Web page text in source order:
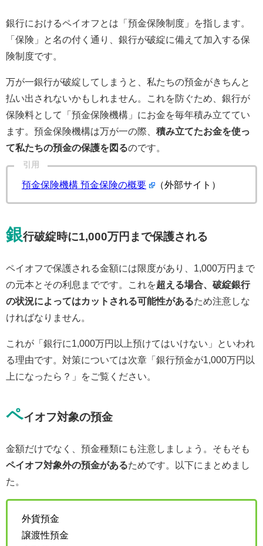
銀行におけるペイオフとは「預金保険制度」を指します。
「保険」と名の付く通り、銀行が破綻に備えて加入する保
険制度です。
万が一銀行が破綻してしまうと、私たちの預金がきちんと
払い出されないかもしれません。これを防ぐため、銀行が
保険料として「預金保険機構」にお金を毎年積み立ててい
ます。預金保険機構は万が一の際、 積み立てたお金を使っ
て私たちの預金の保護を図るのです。
引用
預金保険機構 預金保険の概要 （外部サイト）
銀行破綻時に1,000万円まで保護される
ペイオフで保護される金額には限度があり、1,000万円まで
の元本とその利息までです。これを超える場合、破綻銀行
の状況によってはカットされる可能性があるため注意しな
ければなりません。
これが「銀行に1,000万円以上預けてはいけない」といわれ
る理由です。対策については次章「銀行預金が1,000万円以
上になったら？」をご覧ください。
ペイオフ対象の預金
金額だけでなく、預金種類にも注意しましょう。そもそも
ペイオフ対象外の預金があるためです。以下にまとめまし
た。
外貨預金
譲渡性預金